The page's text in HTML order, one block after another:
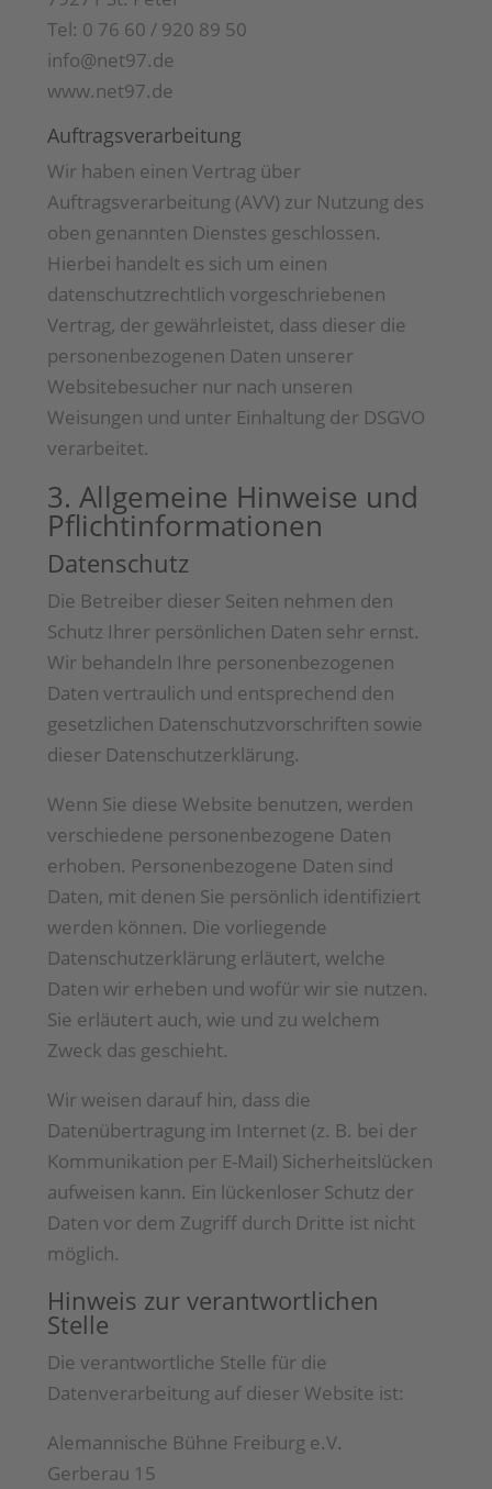
Tel: 0 76 60 / 920 89 50
info@net97.de
www.net97.de
Auftragsverarbeitung
Wir haben einen Vertrag über
Auftragsverarbeitung (AVV) zur Nutzung des
oben genannten Dienstes geschlossen.
Hierbei handelt es sich um einen
datenschutzrechtlich vorgeschriebenen
Vertrag, der gewährleistet, dass dieser die
personenbezogenen Daten unserer
Websitebesucher nur nach unseren
Weisungen und unter Einhaltung der DSGVO
verarbeitet.
3. Allgemeine Hinweise und
Pflicht­informationen
Datenschutz
Die Betreiber dieser Seiten nehmen den
Schutz Ihrer persönlichen Daten sehr ernst.
Wir behandeln Ihre personenbezogenen
Daten vertraulich und entsprechend den
gesetzlichen Datenschutzvorschriften sowie
dieser Datenschutzerklärung.
Wenn Sie diese Website benutzen, werden
verschiedene personenbezogene Daten
erhoben. Personenbezogene Daten sind
Daten, mit denen Sie persönlich identifiziert
werden können. Die vorliegende
Datenschutzerklärung erläutert, welche
Daten wir erheben und wofür wir sie nutzen.
Sie erläutert auch, wie und zu welchem
Zweck das geschieht.
Wir weisen darauf hin, dass die
Datenübertragung im Internet (z. B. bei der
Kommunikation per E-Mail) Sicherheitslücken
aufweisen kann. Ein lückenloser Schutz der
Daten vor dem Zugriff durch Dritte ist nicht
möglich.
Hinweis zur verantwortlichen
Stelle
Die verantwortliche Stelle für die
Datenverarbeitung auf dieser Website ist:
Alemannische Bühne Freiburg e.V.
Gerberau 15